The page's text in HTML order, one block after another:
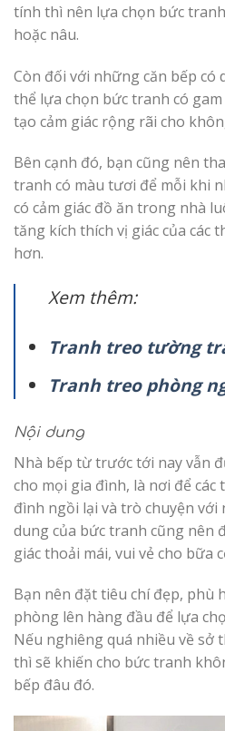
tính thì nên lựa chọn bức
hoặc nâu.
Còn đối với những căn bếp có
thể lựa chọn bức tranh có
tạo cảm giác rộng rãi cho
Bên cạnh đó, bạn cũng nên
tranh có màu tươi để mỗi khi
có cảm giác đồ ăn trong nhà
tăng kích thích vị giác của các
hơn.
Xem thêm:
Tranh treo tường
Tranh treo phòng
Nội dung
Nhà bếp từ trước tới nay vẫn
cho mọi gia đình, là nơi để
đình ngồi lại và trò chuyện với
dung của bức tranh cũng nên
giác thoải mái, vui vẻ cho bữa
Bạn nên đặt tiêu chí đẹp, phù
phòng lên hàng đầu để lựa
Nếu nghiêng quá nhiều về sở
thì sẽ khiến cho bức tranh
bếp đâu đó.